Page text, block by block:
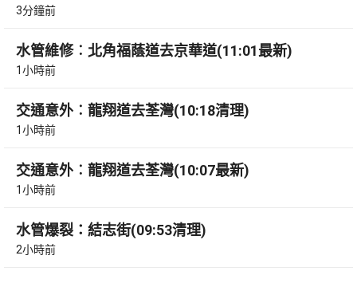
3分鐘前
水管維修︰北角福蔭道去京華道(11:01最新)
1小時前
交通意外︰龍翔道去荃灣(10:18清理)
1小時前
交通意外︰龍翔道去荃灣(10:07最新)
1小時前
水管爆裂：結志街(09:53清理)
2小時前